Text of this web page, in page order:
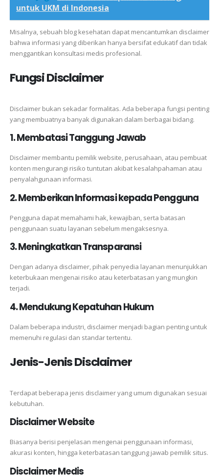
untuk UKM di Indonesia
Misalnya, sebuah blog kesehatan dapat mencantumkan disclaimer
bahwa informasi yang diberikan hanya bersifat edukatif dan tidak
menggantikan konsultasi medis profesional.
Fungsi Disclaimer
Disclaimer bukan sekadar formalitas. Ada beberapa fungsi penting
yang membuatnya banyak digunakan dalam berbagai bidang.
1. Membatasi Tanggung Jawab
Disclaimer membantu pemilik website, perusahaan, atau pembuat
konten mengurangi risiko tuntutan akibat kesalahpahaman atau
penyalahgunaan informasi.
2. Memberikan Informasi kepada Pengguna
Pengguna dapat memahami hak, kewajiban, serta batasan
penggunaan suatu layanan sebelum mengaksesnya.
3. Meningkatkan Transparansi
Dengan adanya disclaimer, pihak penyedia layanan menunjukkan
keterbukaan mengenai risiko atau keterbatasan yang mungkin
terjadi.
4. Mendukung Kepatuhan Hukum
Dalam beberapa industri, disclaimer menjadi bagian penting untuk
memenuhi regulasi dan standar tertentu.
Jenis-Jenis Disclaimer
Terdapat beberapa jenis disclaimer yang umum digunakan sesuai
kebutuhan.
Disclaimer Website
Biasanya berisi penjelasan mengenai penggunaan informasi,
akurasi konten, hingga keterbatasan tanggung jawab pemilik situs.
Disclaimer Medis